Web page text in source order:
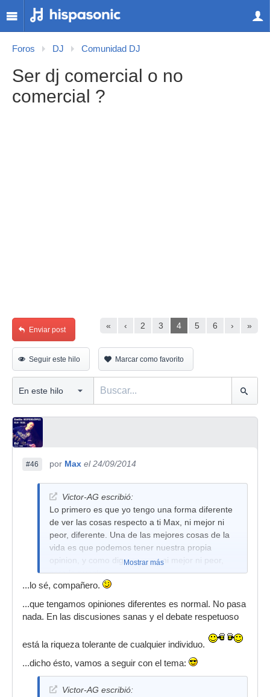
Foros DJ Comunidad DJ
Ser dj comercial o no
comercial ?
« ‹ 2 3 4 5 6 › »
Enviar post
Seguir este hilo Marcar como favorito
#46 por Max el 24/09/2014
Victor-AG escribió:
Lo primero es que yo tengo una forma diferente
de ver las cosas respecto a ti Max, ni mejor ni
peor, diferente. Una de las mejores cosas de la
vida es que podemos tener nuestra propia
opinion, y como digo no sera ni mejor ni peor,
sera la nuestra.
Mostrar más
...lo sé, compañero.
...que tengamos opiniones diferentes es normal. No pasa
nada. En las discusiones sanas y el debate respetuoso
está la riqueza tolerante de cualquier individuo.
...dicho ésto, vamos a seguir con el tema:
Victor-AG escribió: